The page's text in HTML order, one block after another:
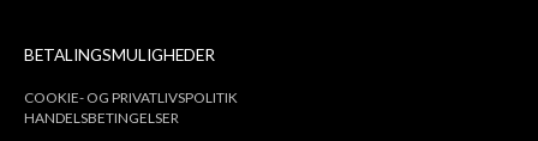
BETALINGSMULIGHEDER
COOKIE- OG PRIVATLIVSPOLITIK
HANDELSBETINGELSER